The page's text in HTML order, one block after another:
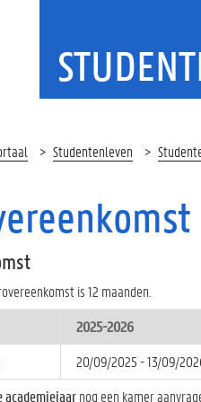
Studentenleven
is 12 maanden.
2025-2026
20/09/2025 - 13/09/
academiejaarnog een kamer